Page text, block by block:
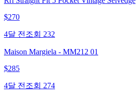
$270
4달 전 조회 232
Maison Margiela - MM212 01
$285
4달 전 조회 274